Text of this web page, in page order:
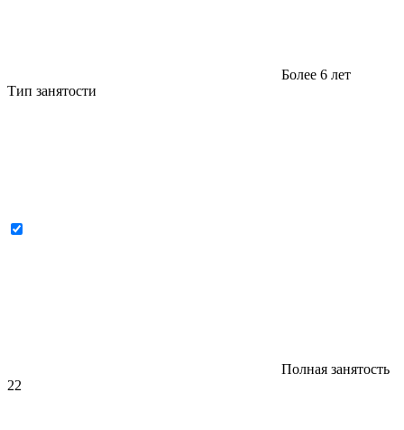
Более 6 лет
Тип занятости
Полная занятость
22